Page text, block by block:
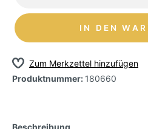
IN DEN
Zum Merkzettel hinzufügen
Produktnummer: 180660